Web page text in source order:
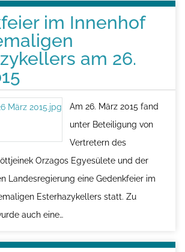
im Innenhof
am 26.
Am 26. März 2015 fand
unter Beteiligung von
Vertretern des
Orzagos Egyesülete und der
Landesregierung eine Gedenkfeier im
Esterhazykellers statt. Zu
auch eine…